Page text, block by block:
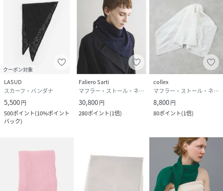
クーポン対象
LASUD
スカーフ・バンダナ
5,500円
500ポイント(10%ポイント
バック)
Faliero Sarti
マフラー・ストール・ネックウォーマー
30,800円
280ポイント(1倍)
collex
マフラー・ストール・ネックウォーマー
8,800円
80ポイント(1倍)